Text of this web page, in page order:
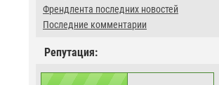
Френдлента последних новостей
Последние комментарии
Репутация: